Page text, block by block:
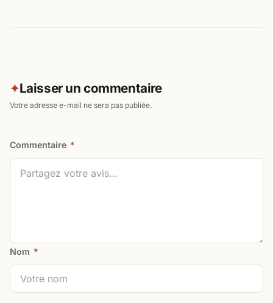
✦Laisser un commentaire
Votre adresse e-mail ne sera pas publiée.
Commentaire *
Nom *